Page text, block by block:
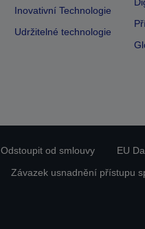
Inovativní Technologie
Udržitelné technologie
Odstoupit od smlouvy
EU
Závazek usnadnění přístupu